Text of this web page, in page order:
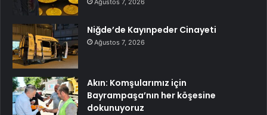
Niğde’de Kayınpeder Cinayeti
Ağustos 7, 2026
Akın: Komşularımız için
Bayrampaşa’nın her köşesine
dokunuyoruz